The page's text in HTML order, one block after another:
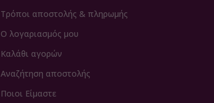
Τρόποι αποστολής & πληρωμής
Ο λογαριασμός μου
Καλάθι αγορών
Αναζήτηση αποστολής
Ποιοι Είμαστε